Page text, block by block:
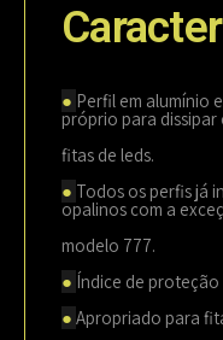
● Perfil em alumínio
próprio para dissipar
fitas de leds.
● Todos os perfis já
opalinos com a
modelo 777.
● Índice de proteção
● Apropriado para